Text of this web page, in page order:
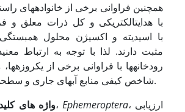
همچنین فراوانی برخی از خانواده­های
با هدایت­الکتریکی و کل ذرات معلق و
مثبت دارند. لذا با توجه به ارتباط
رودخانه­ها با فراوانی برخی از یک­روزه­ها،
شاخص کیفی منابع آب­های جاری و سطحی محسوب شوند.
واژه هایرودخانه تجن، Ephemeroptera، ارزیابی